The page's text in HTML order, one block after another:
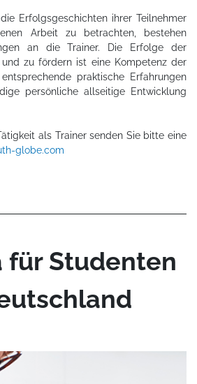
Erfolgsgeschichten ihrer Teilnehmer
Arbeit zu betrachten, bestehen
an die Trainer. Die Erfolge der
zu fördern ist eine Kompetenz der
praktische Erfahrungen
persönliche allseitige Entwicklung
als Trainer senden Sie bitte eine
globe.com
für Studenten